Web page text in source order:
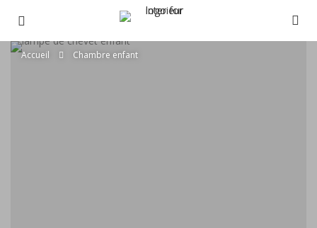
Accueil Chambre enfant